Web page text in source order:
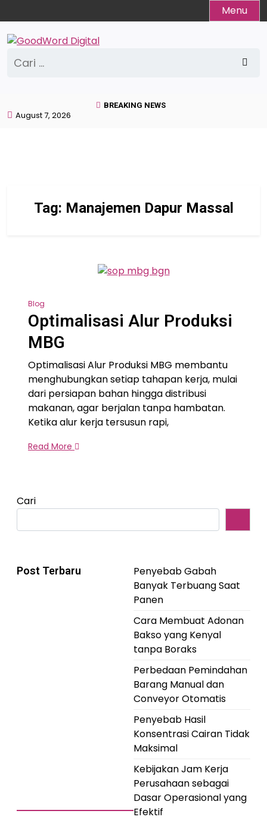
to
content
Menu
untuk:
BREAKING NEWS
August 7, 2026
Tag: Manajemen Dapur Massal
Blog
Optimalisasi Alur Produksi
MBG
Optimalisasi Alur Produksi MBG membantu
menghubungkan setiap tahapan kerja, mulai
dari persiapan bahan hingga distribusi
makanan, agar berjalan tanpa hambatan.
Ketika alur kerja tersusun rapi,
Read More
Cari
Post Terbaru
Penyebab Gabah
Banyak Terbuang Saat
Panen
Cara Membuat Adonan
Bakso yang Kenyal
tanpa Boraks
Perbedaan Pemindahan
Barang Manual dan
Conveyor Otomatis
Penyebab Hasil
Konsentrasi Cairan Tidak
Maksimal
Kebijakan Jam Kerja
Perusahaan sebagai
Dasar Operasional yang
Efektif